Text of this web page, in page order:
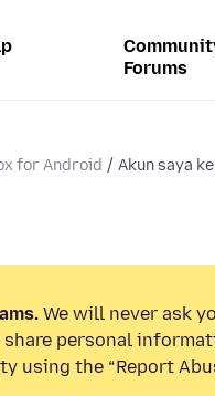
Forums
for Android Akun saya
We will never ask
share personal
using the “Report